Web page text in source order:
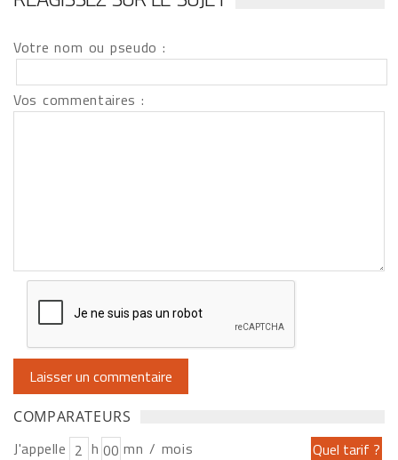
Votre nom ou pseudo :
Vos commentaires :
COMPARATEURS
J'appelle h
mn / mois